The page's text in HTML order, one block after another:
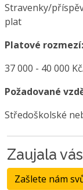
Stravenky/
plat
Platové rozmezí:
37 000 - 40 000
Požadované
Středoškolské
Zaujala
Zašlete nám